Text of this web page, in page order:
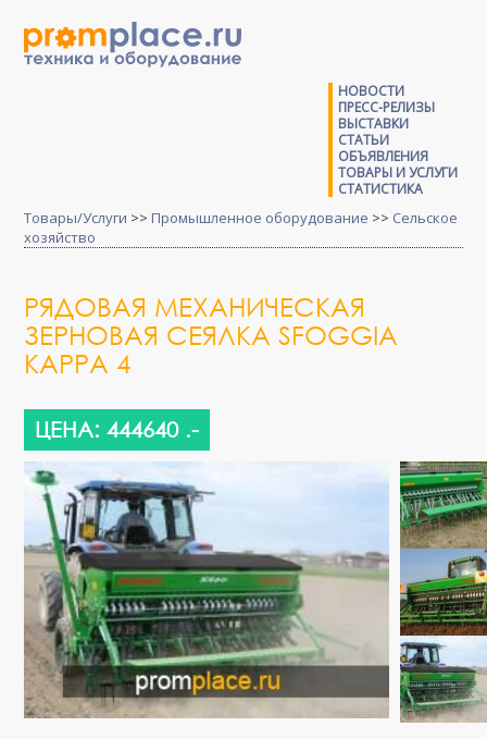
НОВОСТИ
ПРЕСС-РЕЛИЗЫ
ВЫСТАВКИ
СТАТЬИ
ОБЪЯВЛЕНИЯ
ТОВАРЫ И УСЛУГИ
СТАТИСТИКА
Товары/Услуги >> Промышленное оборудование >> Сельское
хозяйство
РЯДОВАЯ МЕХАНИЧЕСКАЯ
ЗЕРНОВАЯ СЕЯЛКА SFOGGIA
KAPPA 4
ЦЕНА: 444640 .-